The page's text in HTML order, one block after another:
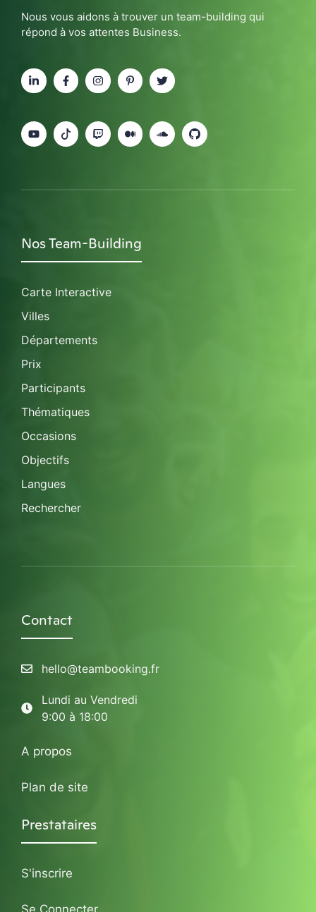
Nous vous aidons à trouver un team-building qui
répond à vos attentes Business.
Nos Team-Building
Carte Interactive
Villes
Départements
Prix
Participants
Thématiques
Occasions
Objectifs
Langues
Rechercher
Contact
hello@teambooking.fr
Lundi au Vendredi
9:00 à 18:00
A propos
Plan de site
Prestataires
S'inscrire
Se Connecter